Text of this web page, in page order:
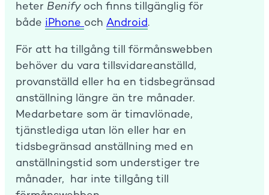
heter Benify och finns tillgänglig för
både iPhone och Android.
För att ha tillgång till förmånswebben
behöver du vara tillsvidareanställd,
provanställd eller ha en tidsbegränsad
anställning längre än tre månader.
Medarbetare som är timavlönade,
tjänstlediga utan lön eller har en
tidsbegränsad anställning med en
anställningstid som understiger tre
månader, har inte tillgång till